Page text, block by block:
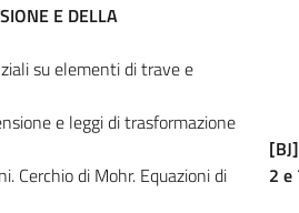
E DELLA
su elementi di trave e
e leggi di trasformazione
Cerchio di Mohr. Equazioni di
2 e